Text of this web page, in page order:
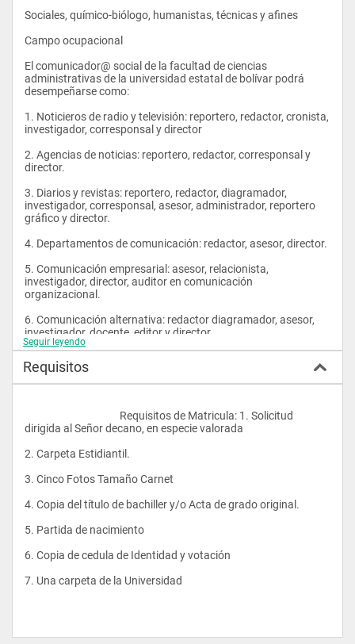
Sociales, químico-biólogo, humanistas, técnicas y afines
Campo ocupacional
El comunicador@ social de la facultad de ciencias
administrativas de la universidad estatal de bolívar podrá
desempeñarse como:
1. Noticieros de radio y televisión: reportero, redactor, cronista,
investigador, corresponsal y director
2. Agencias de noticias: reportero, redactor, corresponsal y
director.
3. Diarios y revistas: reportero, redactor, diagramador,
investigador, corresponsal, asesor, administrador, reportero
gráfico y director.
4. Departamentos de comunicación: redactor, asesor, director.
5. Comunicación empresarial: asesor, relacionista,
investigador, director, auditor en comunicación
organizacional.
6. Comunicación alternativa: redactor diagramador, asesor,
investigador, docente, editor y director.
propuestas y desarrollar proyectos que incidan en el orden
socio-comunicacional de acuerdo con los énfasis propios del
8. Generador de su propia empresa periodística, comunicador
empresarial, investigador, asesor y docente.
Perfil profesional
El estudiante de la carrera de comunicación social al culminar
su proceso formativo tendrá competencias para:
1. Proyectar, realizar y evaluar mensajes efectivos, que con
creatividad planteen la transformación de acuerdo a los
diferentes contextos de la comunicación.
2. Utilizar, lenguajes, tecnologías, instrumentos y demás
recursos requeridos por el ser humano.
internacional
Seguir leyendo
Requisitos
dirigida al Señor decano, en especie valorada
2. Carpeta Estidiantil.
3. Cinco Fotos Tamaño Carnet
4. Copia del título de bachiller y/o Acta de grado original.
5. Partida de nacimiento
6. Copia de cedula de Identidad y votación
7. Una carpeta de la Universidad